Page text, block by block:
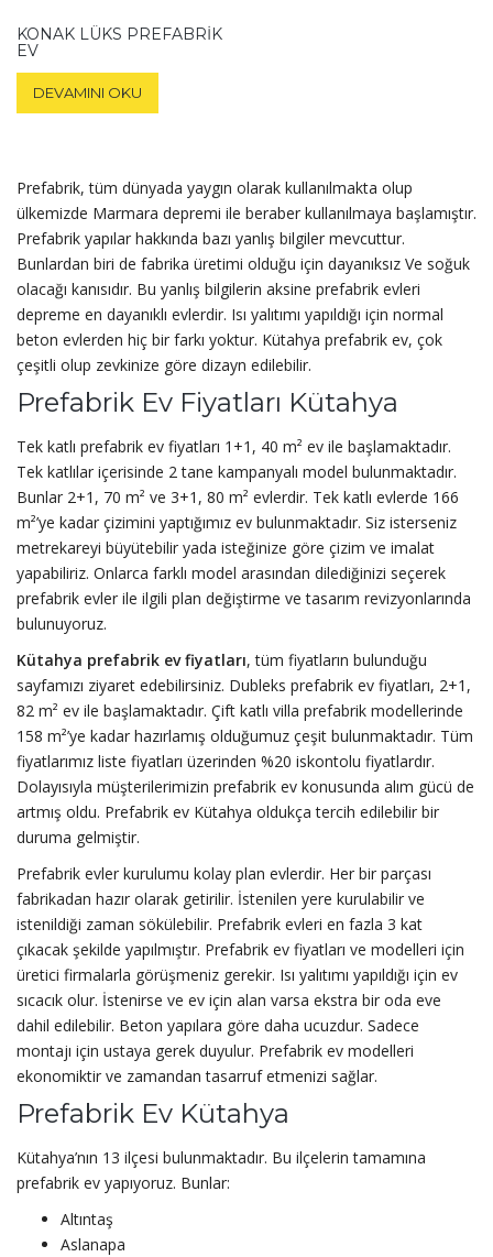
KONAK LÜKS PREFABRIK
EV
DEVAMINI OKU
Prefabrik, tüm dünyada yaygın olarak kullanılmakta olup
ülkemizde Marmara depremi ile beraber kullanılmaya başlamıştır.
Prefabrik yapılar hakkında bazı yanlış bilgiler mevcuttur.
Bunlardan biri de fabrika üretimi olduğu için dayanıksız Ve soğuk
olacağı kanısıdır. Bu yanlış bilgilerin aksine prefabrik evleri
depreme en dayanıklı evlerdir. Isı yalıtımı yapıldığı için normal
beton evlerden hiç bir farkı yoktur. Kütahya prefabrik ev, çok
çeşitli olup zevkinize göre dizayn edilebilir.
Prefabrik Ev Fiyatları Kütahya
Tek katlı prefabrik ev fiyatları 1+1, 40 m² ev ile başlamaktadır.
Tek katlılar içerisinde 2 tane kampanyalı model bulunmaktadır.
Bunlar 2+1, 70 m² ve 3+1, 80 m² evlerdir. Tek katlı evlerde 166
m²’ye kadar çizimini yaptığımız ev bulunmaktadır. Siz isterseniz
metrekareyi büyütebilir yada isteğinize göre çizim ve imalat
yapabiliriz. Onlarca farklı model arasından dilediğinizi seçerek
prefabrik evler ile ilgili plan değiştirme ve tasarım revizyonlarında
bulunuyoruz.
Kütahya prefabrik ev fiyatları, tüm fiyatların bulunduğu
sayfamızı ziyaret edebilirsiniz. Dubleks prefabrik ev fiyatları, 2+1,
82 m² ev ile başlamaktadır. Çift katlı villa prefabrik modellerinde
158 m²’ye kadar hazırlamış olduğumuz çeşit bulunmaktadır. Tüm
fiyatlarımız liste fiyatları üzerinden %20 iskontolu fiyatlardır.
Dolayısıyla müşterilerimizin prefabrik ev konusunda alım gücü de
artmış oldu. Prefabrik ev Kütahya oldukça tercih edilebilir bir
duruma gelmiştir.
Prefabrik evler kurulumu kolay plan evlerdir. Her bir parçası
fabrikadan hazır olarak getirilir. İstenilen yere kurulabilir ve
istenildiği zaman sökülebilir. Prefabrik evleri en fazla 3 kat
çıkacak şekilde yapılmıştır. Prefabrik ev fiyatları ve modelleri için
üretici firmalarla görüşmeniz gerekir. Isı yalıtımı yapıldığı için ev
sıcacık olur. İstenirse ve ev için alan varsa ekstra bir oda eve
dahil edilebilir. Beton yapılara göre daha ucuzdur. Sadece
montajı için ustaya gerek duyulur. Prefabrik ev modelleri
ekonomiktir ve zamandan tasarruf etmenizi sağlar.
Prefabrik Ev Kütahya
Kütahya’nın 13 ilçesi bulunmaktadır. Bu ilçelerin tamamına
prefabrik ev yapıyoruz. Bunlar:
Altıntaş
Aslanapa